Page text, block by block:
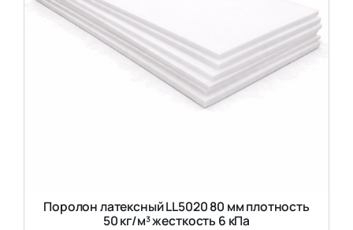
Поролон латексный LL5020 80 мм плотность
50 кг/м³ жесткость 6 кПа